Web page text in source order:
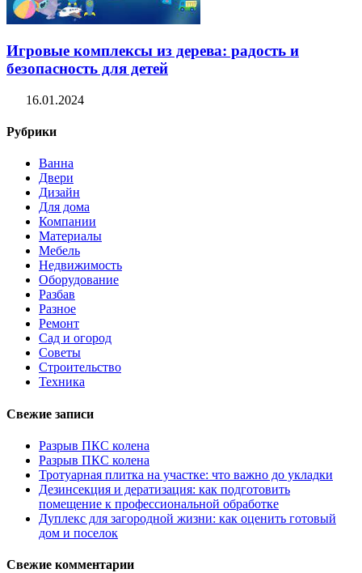
Игровые комплексы из дерева: радость и
безопасность для детей
16.01.2024
Рубрики
Ванна
Двери
Дизайн
Для дома
Компании
Материалы
Мебель
Недвижимость
Оборудование
Разбав
Разное
Ремонт
Сад и огород
Советы
Строительство
Техника
Свежие записи
Разрыв ПКС колена
Разрыв ПКС колена
Тротуарная плитка на участке: что важно до укладки
Дезинсекция и дератизация: как подготовить
помещение к профессиональной обработке
Дуплекс для загородной жизни: как оценить готовый
дом и поселок
Свежие комментарии